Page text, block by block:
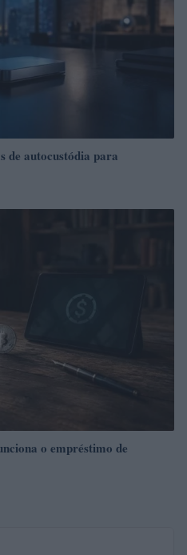
de autocustódia para
o empréstimo de